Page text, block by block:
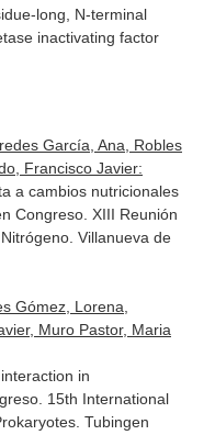
long, N-terminal
inactivating factor
García, Ana, Robles
Francisco Javier:
a cambios nutricionales
Congreso. XIII Reunión
Villanueva de
Gómez, Lorena,
Muro Pastor, Maria
in
15th International
Tubingen